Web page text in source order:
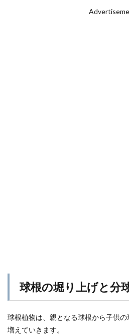
球根の堀り上げと分
球根植物は、親となる球根から子供
増えていきます。